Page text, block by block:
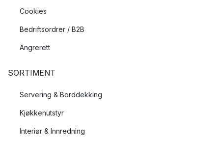
Cookies
Bedriftsordrer / B2B
Angrerett
SORTIMENT
Servering & Borddekking
Kjøkkenutstyr
Interiør & Innredning